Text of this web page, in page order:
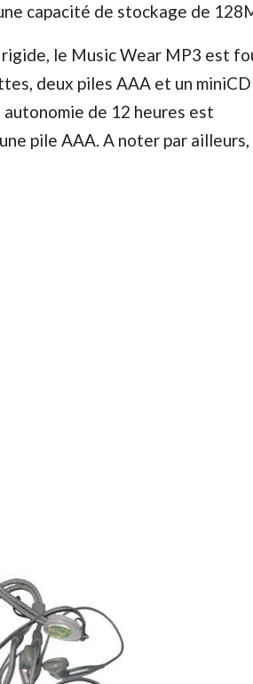
capacité de stockage de
le Music Wear MP3 est
deux piles AAA et un
de 12 heures est
pile AAA. A noter par ailleurs,